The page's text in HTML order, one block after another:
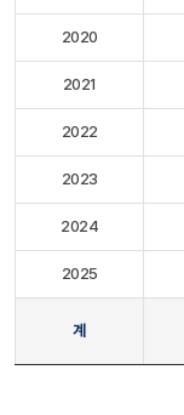
2020
2021
2022
2023
2024
2025
계